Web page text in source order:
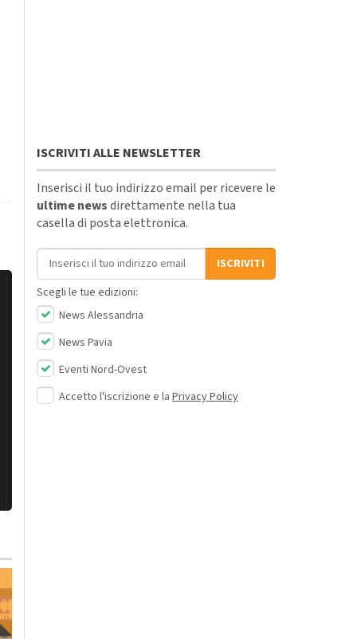
ISCRIVITI ALLE NEWSLETTER
Inserisci il tuo indirizzo email per ricevere le
ultime newsdirettamente nella tua
casella di posta elettronica.
Indirizzo email
ISCRIVITI
Scegli le tue edizioni:
News Alessandria
News Pavia
Eventi Nord-Ovest
Accetto l'iscrizione e la Privacy Policy